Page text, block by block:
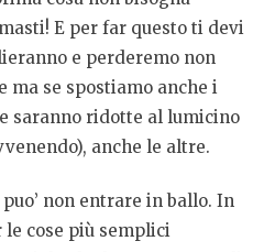
E per far questo ti devi
e perderemo non
ma se spostiamo anche i
saranno ridotte al lumicino
anche le altre.
non entrare in ballo. In
le cose più semplici